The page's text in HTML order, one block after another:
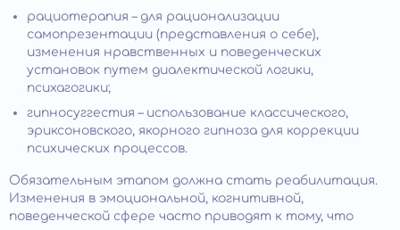
рациотерапия – для рационализации
самопрезентации (представления о себе),
изменения нравственных и поведенческих
установок путем диалектической логики,
психагогики;
гипносуггестия – использование классического,
эриксоновского, якорного гипноза для коррекции
психических процессов.
Обязательным этапом должна стать реабилитация.
Изменения в эмоциональной, когнитивной,
поведенческой сфере часто приводят к тому, что